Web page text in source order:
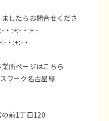
したらお問合せくださ
・:+:-・:+:-
・:+:-・
所ページはこちら
ワーク名古屋緑
前1丁目120